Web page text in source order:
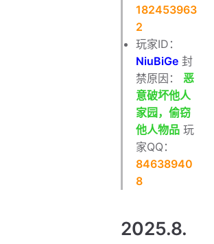
182453963
2
玩家ID：
NiuBiGe 封
禁原因： 恶
意破坏他人
家园，偷窃
他人物品 玩
家QQ：
84638940
8
2025.8.